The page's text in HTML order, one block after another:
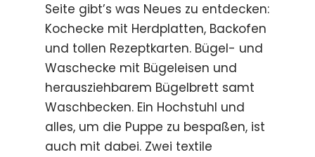
Seite gibt’s was Neues zu entdecken:
Kochecke mit Herdplatten, Backofen
und tollen Rezeptkarten. Bügel- und
Waschecke mit Bügeleisen und
herausziehbarem Bügelbrett samt
Waschbecken. Ein Hochstuhl und
alles, um die Puppe zu bespaßen, ist
auch mit dabei. Zwei textile